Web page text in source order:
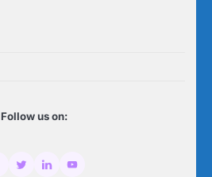
Follow us on: